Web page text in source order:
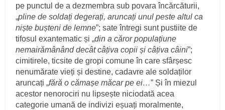
pe punctul de a dezmembra sub povara încărcăturii,
„pline de soldați degerați, aruncați unul peste altul ca
niște bușteni de lemne”; sate întregi sunt pustiite de
tifosul exantematic și „din a căror populațiune
nemairămânând decât câțiva copii și câțiva câini”;
cimitirele, ticsite de gropi comune în care sfârșesc
nenumărate vieți și destine, cadavre ale soldaților
aruncați „fără o cămașe măcar pe ei…” Și în miezul
acestor nenorociri nu lipsește niciodată acea
categorie umană de indivizi eșuați moralmente,